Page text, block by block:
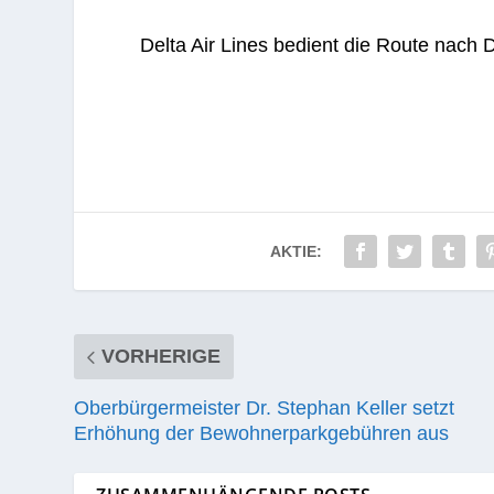
Delta Air Lines bedient die Route nach
AKTIE:
VORHERIGE
Oberbürgermeister Dr. Stephan Keller setzt
Erhöhung der Bewohnerparkgebühren aus